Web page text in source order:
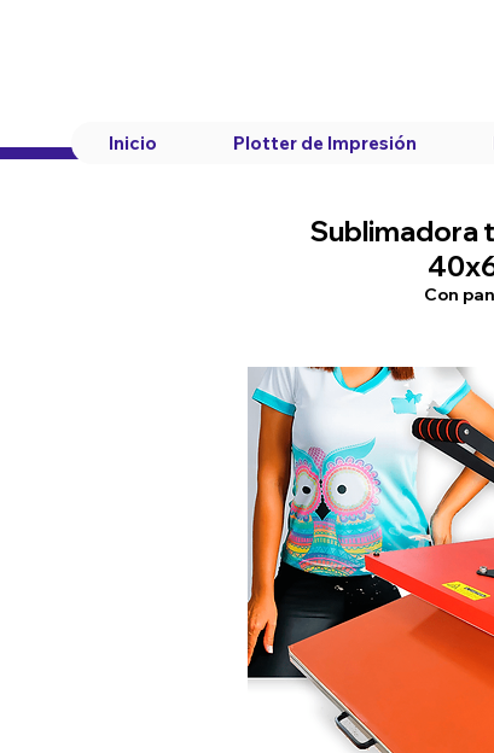
Inicio Plotter de Impresión
Sublimadora
Con